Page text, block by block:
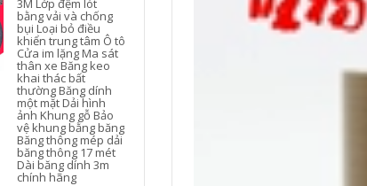
3M Lớp đệm lót
bằng vải và chống
bụi Loại bỏ điều
khiển trung tâm Ô tô
Cửa im lặng Ma sát
thân xe Băng keo
khai thác bất
thường Băng dính
một mặt Dải hình
ảnh Khung gỗ Bảo
vệ khung bằng băng
Băng thông mép dải
băng thông 17 mét
Dài băng dính 3m
chính hãng
mặt 3M băng keo
nhiệt 3m